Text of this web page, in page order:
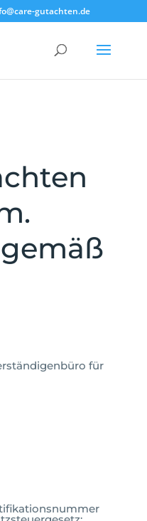
gutachten.de
für